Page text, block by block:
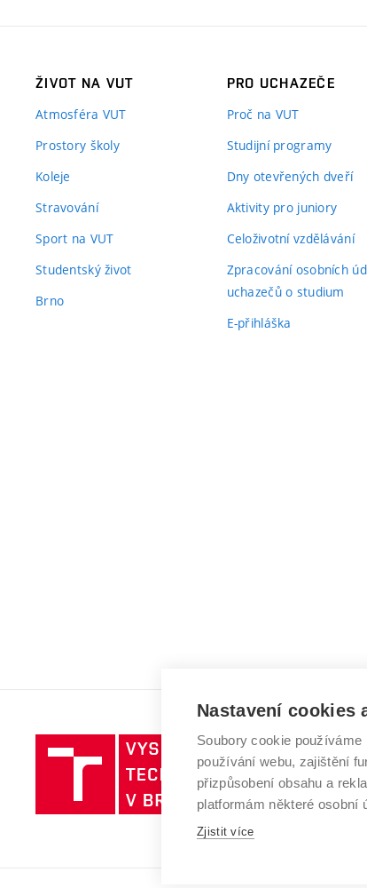
ŽIVOT NA VUT
Atmosféra VUT
Prostory školy
Koleje
Stravování
Sport na VUT
Studentský život
Brno
PRO UCHAZEČE
Proč na VUT
Studijní programy
Dny otevřených dveří
Aktivity pro juniory
Celoživotní vzdělávání
Zpracování osobních
uchazečů o studium
E-přihláška
Vysoké
učení
technické
v
Nastavení cookies
Soubory cookie
používání webu, zajištění
přizpůsobení obsahu a
platformám některé osobní
Zjistit více